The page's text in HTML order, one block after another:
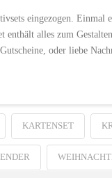
eingezogen.
enthält alles zum
oder liebe
KARTENSET